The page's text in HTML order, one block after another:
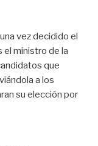
vez decidido el
ministro de la
que
a los
su elección por